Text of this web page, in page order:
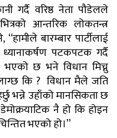
गर्दै वरिष्ठ नेता पौडेलले
आन्तरिक लोकतन्त्र
बारम्बार पार्टीलाई
ध्यानाकर्षण पटकपटक गर्दै
भएको छ भने विधान मिच्नु
लाग्छ कि ? विधान मैले जति
भन्ने उहाँको मानसिकता छ
नै हो कि होइन
भएको हो।’’